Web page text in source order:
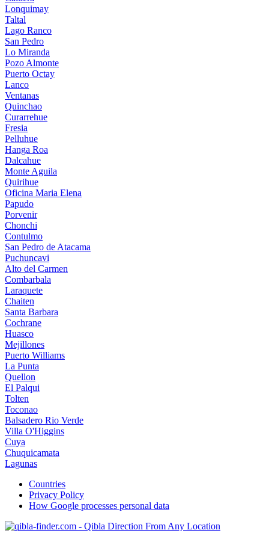
Lonquimay
Taltal
Lago Ranco
San Pedro
Lo Miranda
Pozo Almonte
Puerto Octay
Lanco
Ventanas
Quinchao
Curarrehue
Fresia
Pelluhue
Hanga Roa
Dalcahue
Monte Aguila
Quirihue
Oficina Maria Elena
Papudo
Porvenir
Chonchi
Contulmo
San Pedro de Atacama
Puchuncavi
Alto del Carmen
Combarbala
Laraquete
Chaiten
Santa Barbara
Cochrane
Huasco
Mejillones
Puerto Williams
La Punta
Quellon
El Palqui
Tolten
Toconao
Balsadero Rio Verde
Villa O'Higgins
Cuya
Chuquicamata
Lagunas
Countries
Privacy Policy
How Google processes personal data